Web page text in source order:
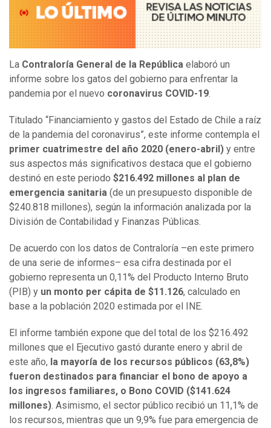
La Contraloría General de la República elaboró un
informe sobre los gatos del gobierno para enfrentar la
pandemia por el nuevo coronavirus COVID-19.
Titulado “Financiamiento y gastos del Estado de Chile a raíz
de la pandemia del coronavirus”, este informe contempla el
primer cuatrimestre del año 2020 (enero-abril) y entre
sus aspectos más significativos destaca que el gobierno
destinó en este periodo $216.492 millones al plan de
emergencia sanitaria (de un presupuesto disponible de
$240.818 millones), según la información analizada por la
División de Contabilidad y Finanzas Públicas.
De acuerdo con los datos de Contraloría –en este primero
de una serie de informes– esa cifra destinada por el
gobierno representa un 0,11% del Producto Interno Bruto
(PIB) y un monto per cápita de $11.126, calculado en
base a la población 2020 estimada por el INE.
El informe también expone que del total de los $216.492
millones que el Ejecutivo gastó durante enero y abril de
este año, la mayoría de los recursos públicos (63,8%)
fueron destinados para financiar el bono de apoyo a
los ingresos familiares, o Bono COVID ($141.624
millones). Asimismo, el sector público recibió un 11,1% de
los recursos, mientras que un 9,9% fue para emergencia de